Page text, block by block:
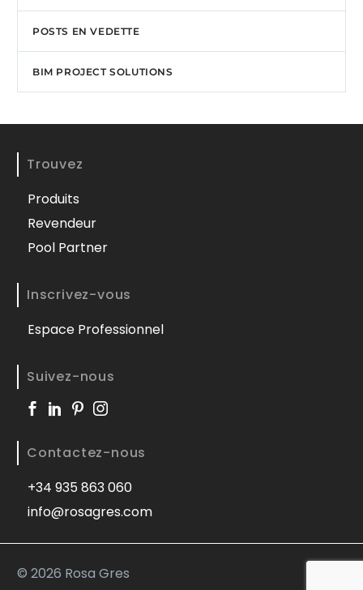
POSTS EN VEDETTE
BIM PROJECT SOLUTIONS
Trouvez
Produits
Revendeur
Pool Partner
Inscrivez-vous
Espace Professionnel
Suivez-nous
Contactez-nous
+34 935 863 060
info@rosagres.com
© 2026 Rosa Gres